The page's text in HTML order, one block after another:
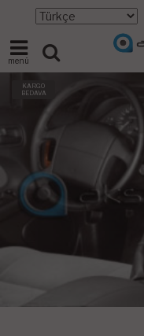
menü
KARGO
BEDAVA